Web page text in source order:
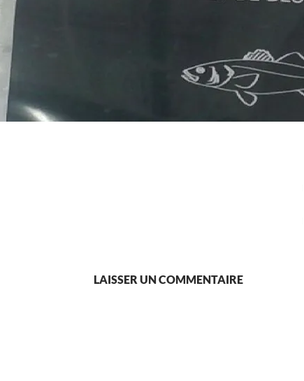
LAISSER UN COMMENTAIRE